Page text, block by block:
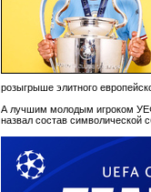
розыгрыше элитного
А лучшим молодым игроком
назвал состав символической